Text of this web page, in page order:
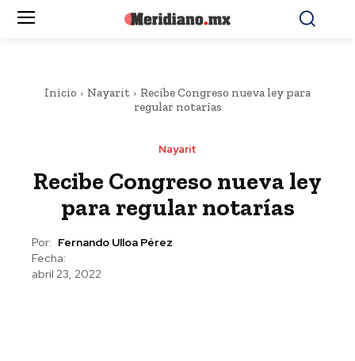
Inicio Nayarit
Recibe Congreso nueva ley para
regular notarías
Nayarit
Recibe Congreso nueva ley
para regular notarías
Por: Fernando Ulloa Pérez
Fecha:
abril 23, 2022